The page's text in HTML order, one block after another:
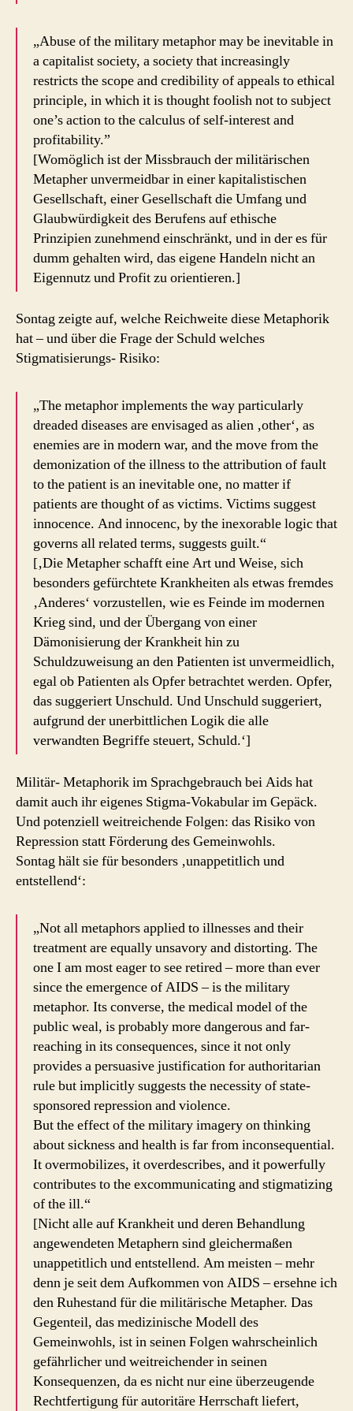
„Abuse of the military metaphor may be inevitable in
a capitalist society, a society that increasingly
restricts the scope and credibility of appeals to ethical
principle, in which it is thought foolish not to subject
one’s action to the calculus of self-interest and
profitability.”
[Womöglich ist der Missbrauch der militärischen
Metapher unvermeidbar in einer kapitalistischen
Gesellschaft, einer Gesellschaft die Umfang und
Glaubwürdigkeit des Berufens auf ethische
Prinzipien zunehmend einschränkt, und in der es für
dumm gehalten wird, das eigene Handeln nicht an
Eigennutz und Profit zu orientieren.]
Sontag zeigte auf, welche Reichweite diese Metaphorik
hat – und über die Frage der Schuld welches
Stigmatisierungs- Risiko:
„The metaphor implements the way particularly
dreaded diseases are envisaged as alien ‚other‘, as
enemies are in modern war, and the move from the
demonization of the illness to the attribution of fault
to the patient is an inevitable one, no matter if
patients are thought of as victims. Victims suggest
innocence. And innocenc, by the inexorable logic that
governs all related terms, suggests guilt.“
[‚Die Metapher schafft eine Art und Weise, sich
besonders gefürchtete Krankheiten als etwas fremdes
‚Anderes‘ vorzustellen, wie es Feinde im modernen
Krieg sind, und der Übergang von einer
Dämonisierung der Krankheit hin zu
Schuldzuweisung an den Patienten ist unvermeidlich,
egal ob Patienten als Opfer betrachtet werden. Opfer,
das suggeriert Unschuld. Und Unschuld suggeriert,
aufgrund der unerbittlichen Logik die alle
verwandten Begriffe steuert, Schuld.‘]
Militär- Metaphorik im Sprachgebrauch bei Aids hat
damit auch ihr eigenes Stigma-Vokabular im Gepäck.
Und potenziell weitreichende Folgen: das Risiko von
Repression statt Förderung des Gemeinwohls.
Sontag hält sie für besonders ‚unappetitlich und
entstellend‘:
„Not all metaphors applied to illnesses and their
treatment are equally unsavory and distorting. The
one I am most eager to see retired – more than ever
since the emergence of AIDS – is the military
metaphor. Its converse, the medical model of the
public weal, is probably more dangerous and far-
reaching in its consequences, since it not only
provides a persuasive justification for authoritarian
rule but implicitly suggests the necessity of state-
sponsored repression and violence.
But the effect of the military imagery on thinking
about sickness and health is far from inconsequential.
It overmobilizes, it overdescribes, and it powerfully
contributes to the excommunicating and stigmatizing
of the ill.“
[Nicht alle auf Krankheit und deren Behandlung
angewendeten Metaphern sind gleichermaßen
unappetitlich und entstellend. Am meisten – mehr
denn je seit dem Aufkommen von AIDS – ersehne ich
den Ruhestand für die militärische Metapher. Das
Gegenteil, das medizinische Modell des
Gemeinwohls, ist in seinen Folgen wahrscheinlich
gefährlicher und weitreichender in seinen
Konsequenzen, da es nicht nur eine überzeugende
Rechtfertigung für autoritäre Herrschaft liefert,